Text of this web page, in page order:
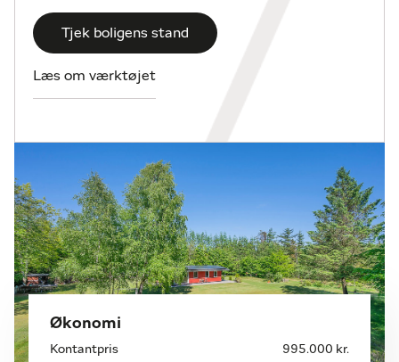
Tjek boligens stand
Læs om værktøjet
Økonomi
Kontantpris
995.000 kr.